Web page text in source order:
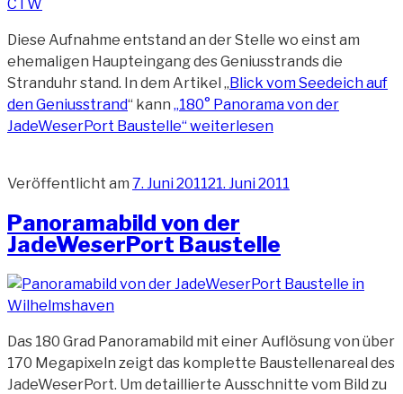
Diese Aufnahme entstand an der Stelle wo einst am
ehemaligen Haupteingang des Geniusstrands die
Stranduhr stand. In dem Artikel „Blick vom Seedeich auf
den Geniusstrand“ kann „180° Panorama von der
JadeWeserPort Baustelle“weiterlesen
Veröffentlicht am 7. Juni 201121. Juni 2011
Panoramabild von der
JadeWeserPort Baustelle
Das 180 Grad Panoramabild mit einer Auflösung von über
170 Megapixeln zeigt das komplette Baustellenareal des
JadeWeserPort. Um detaillierte Ausschnitte vom Bild zu